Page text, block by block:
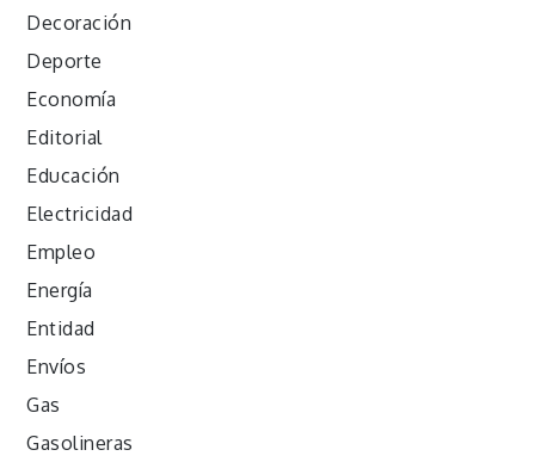
Decoración
Deporte
Economía
Editorial
Educación
Electricidad
Empleo
Energía
Entidad
Envíos
Gas
Gasolineras